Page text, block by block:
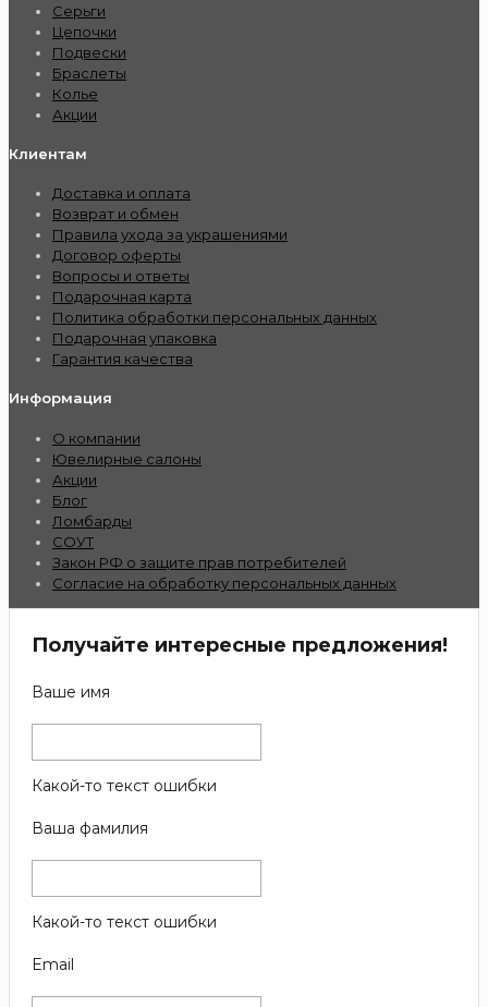
Серьги
Цепочки
Подвески
Браслеты
Колье
Акции
Клиентам
Доставка и оплата
Возврат и обмен
Правила ухода за украшениями
Договор оферты
Вопросы и ответы
Подарочная карта
Политика обработки персональных данных
Подарочная упаковка
Гарантия качества
Информация
О компании
Ювелирные салоны
Акции
Блог
Ломбарды
СОУТ
Закон РФ о защите прав потребителей
Согласие на обработку персональных данных
Получайте интересные предложения!
Ваше имя
Какой-то текст ошибки
Ваша фамилия
Какой-то текст ошибки
Email